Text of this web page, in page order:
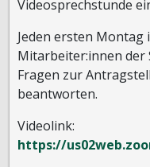
Videosprechstunde
Jeden ersten Montag
Mitarbeiter:innen
Fragen zur
beantworten.
Videolink:
https://